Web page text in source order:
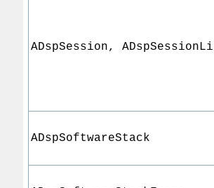
ADspSession,
ADspSoftwareStack